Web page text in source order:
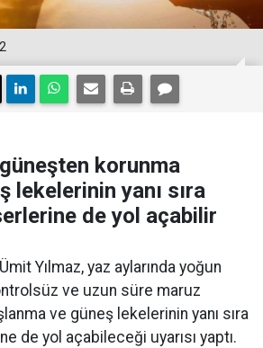
korunma
lekelerinin yanı sıra
de yol açabilir
Yılmaz, yaz aylarında yoğun
ve uzun süre maruz
ve güneş lekelerinin yanı sıra
de yol açabileceği uyarısı yaptı.